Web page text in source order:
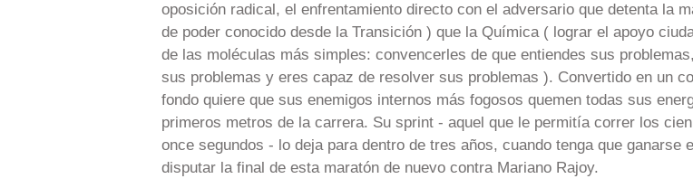
oposición radical, el enfrentamiento directo con el adversario que detenta la
de poder conocido desde la Transición ) que la Química ( lograr el apoyo
de las moléculas más simples: convencerles de que entiendes sus
sus problemas y eres capaz de resolver sus problemas ). Convertido en un
fondo quiere que sus enemigos internos más fogosos quemen todas sus
primeros metros de la carrera. Su sprint - aquel que le permitía correr los
once segundos - lo deja para dentro de tres años, cuando tenga que ganarse
disputar la final de esta maratón de nuevo contra Mariano Rajoy.